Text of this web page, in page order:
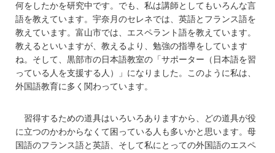
何をしたかを研究中です。でも、私は講師としてもいろんな言
語を教えています。宇奈月のセレネでは、英語とフランス語を
教えています。富山市では、エスペラント語を教えています。
教えるといいますが、教えるより、勉強の指導をしています
ね。そして、黒部市の日本語教室の「サポーター（日本語を習
っている人を支援する人）」になりました。このように私は、
外国語教育に多く関わっています。
習得するための道具はいろいろありますから、どの道具が役
に立つのかわからなくて困っている人も多いかと思います。母
国語のフランス語と英語、そして私にとっての外国語のエスペ